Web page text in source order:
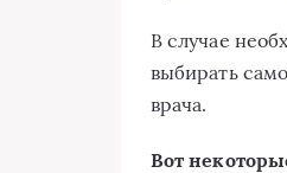
В случае
выбирать
врача.
Вот